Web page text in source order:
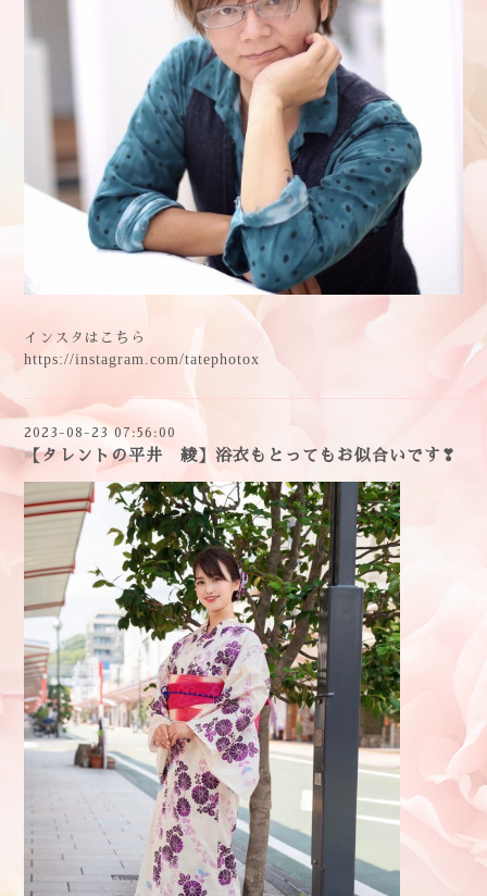
インスタはこちら
https://instagram.com/tatephotox
2023-08-23 07:56:00
【タレントの平井 綾】浴衣もとってもお似合いです❣